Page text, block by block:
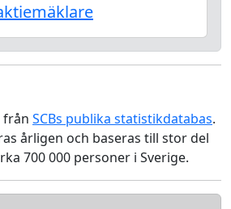
från SCBs publika statistikdatabas.
årligen och baseras till stor del
700 000 personer i Sverige.